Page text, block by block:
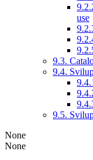
use
9.3.
9.4.
9.5.
None
None